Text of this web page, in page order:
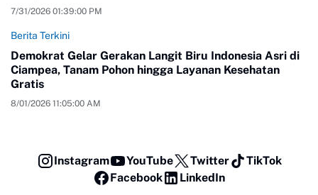
7/31/2026 01:39:00 PM
Berita Terkini
Demokrat Gelar Gerakan Langit Biru Indonesia Asri di
Ciampea, Tanam Pohon hingga Layanan Kesehatan
Gratis
8/01/2026 11:05:00 AM
Instagram YouTube Twitter
TikTok
Facebook
LinkedIn